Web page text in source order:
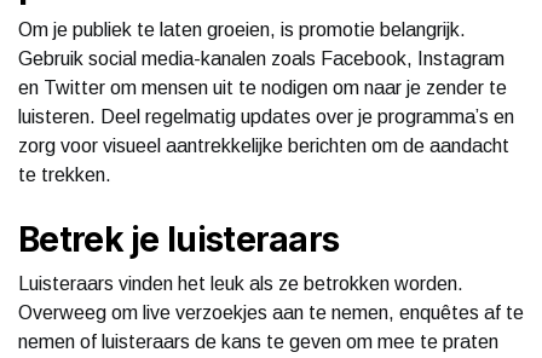
Om je publiek te laten groeien, is promotie belangrijk.
Gebruik social media-kanalen zoals Facebook, Instagram
en Twitter om mensen uit te nodigen om naar je zender te
luisteren. Deel regelmatig updates over je programma’s en
zorg voor visueel aantrekkelijke berichten om de aandacht
te trekken.
Betrek je luisteraars
Luisteraars vinden het leuk als ze betrokken worden.
Overweeg om live verzoekjes aan te nemen, enquêtes af te
nemen of luisteraars de kans te geven om mee te praten